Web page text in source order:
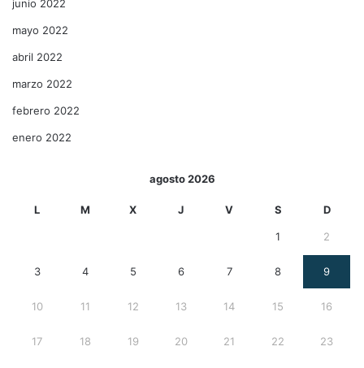
junio 2022
mayo 2022
abril 2022
marzo 2022
febrero 2022
enero 2022
agosto 2026
L M X J V S D
1 2
3 4 5 6 7 8 9
10 11 12 13 14 15 16
17 18 19 20 21 22 23